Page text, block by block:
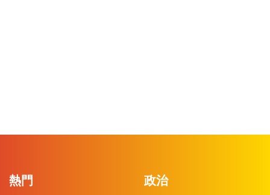
熱門 政治